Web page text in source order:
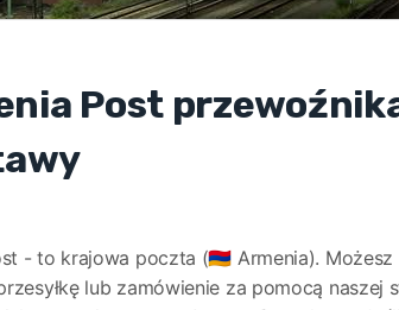
Post
- to krajowa poczta (🇦🇲 Armenia). Możesz
lub zamówienie za pomocą naszej